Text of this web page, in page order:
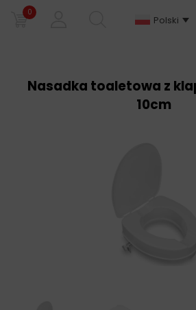
0
Polski
Nasadka toaletowa z
10cm